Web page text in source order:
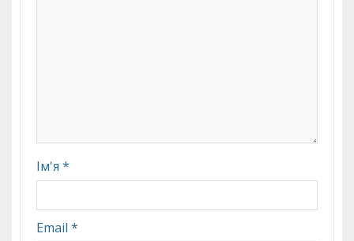
Ім'я *
Email *